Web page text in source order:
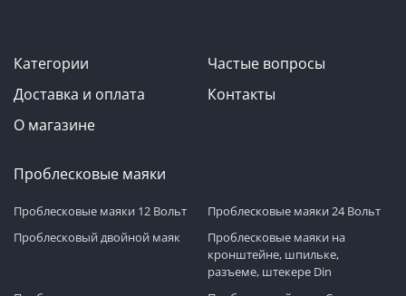
Категории
Частые вопросы
Доставка и оплата
Контакты
О магазине
Проблесковые маяки
Проблесковые маяки 12 Вольт
Проблесковые маяки 24 Вольт
Проблесковый двойной маяк
Проблесковые маяки на
кронштейне, шпильке,
разъеме, штекере Din